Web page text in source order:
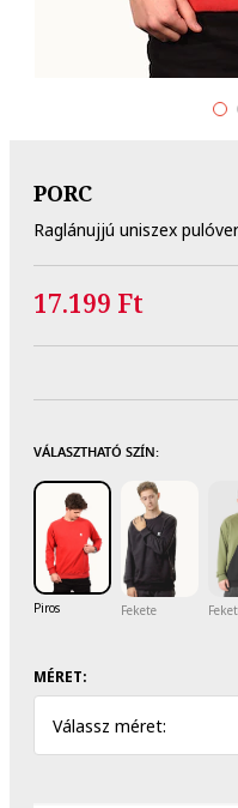
PORC
Raglánujjú uniszex
17.199 Ft
VÁLASZTHATÓ SZÍN:
Piros Fekete
MÉRET:
Válassz méret: